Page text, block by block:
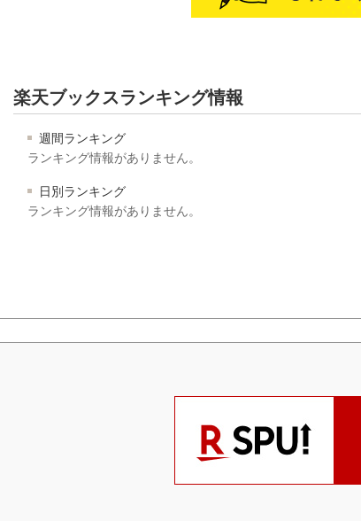
楽天ブックスランキング情報
週間ランキング
ランキング情報がありません。
日別ランキング
ランキング情報がありません。